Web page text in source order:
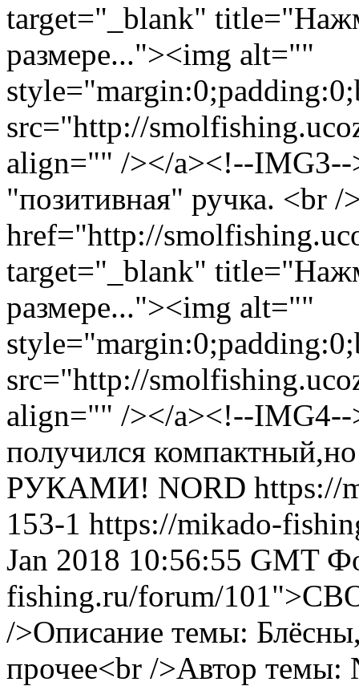
target="_blank"
размере..."><img alt=""
src="http://
align="" /></a><!--IMG3--
"позитивная" ручка. <br
href="http://
target="_blank"
размере..."><img alt=""
src="http://
align="" /></a><!--IMG4--
получился
РУКАМИ! NORD https://
153-1 https://mikado-
Jan 2018 10:56:55 GMT
fishing.ru/forum/
/>Описание темы:
прочее<br />Автор темы: